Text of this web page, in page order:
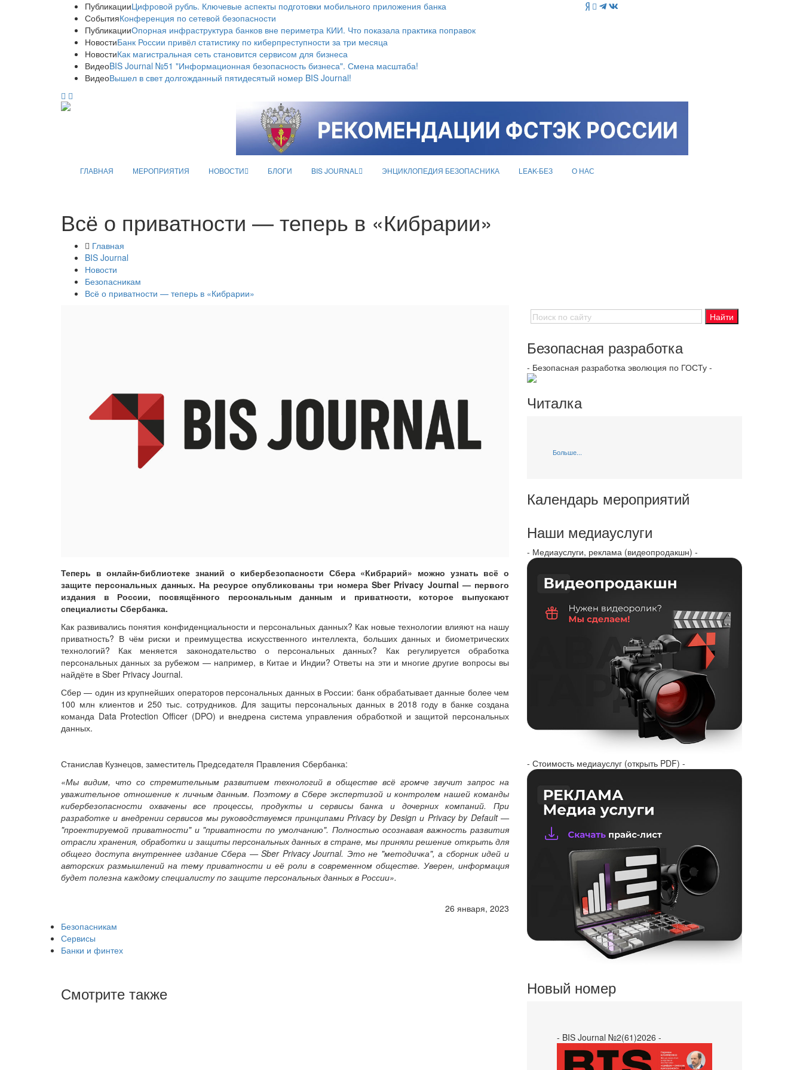
ПубликацииЦифровой рубль. Ключевые аспекты подготовки мобильного приложения банка
СобытияКонференция по сетевой безопасности
ПубликацииОпорная инфраструктура банков вне периметра КИИ. Что показала практика поправок
НовостиБанк России привёл статистику по киберпреступности за три месяца
НовостиКак магистральная сеть становится сервисом для бизнеса
ВидеоBIS Journal №51 "Информационная безопасность бизнеса". Смена масштаба!
ВидеоВышел в свет долгожданный пятидесятый номер BIS Journal!
ГЛАВНАЯ МЕРОПРИЯТИЯ НОВОСТИ БЛОГИ BIS JOURNAL ЭНЦИКЛОПЕДИЯ БЕЗОПАСНИКА LEAK-БЕЗ О НАС
Всё о приватности — теперь в «Кибрарии»
Главная
BIS Journal
Новости
Безопасникам
Всё о приватности — теперь в «Кибрарии»
Теперь в онлайн-библиотеке знаний о кибербезопасности Сбера «Кибрарий» можно узнать всё о
защите персональных данных. На ресурсе опубликованы три номера Sber Privacy Journal — первого
издания в России, посвящённого персональным данным и приватности, которое выпускают
специалисты Сбербанка.
Как развивались понятия конфиденциальности и персональных данных? Как новые технологии влияют на нашу
приватность? В чём риски и преимущества искусственного интеллекта, больших данных и биометрических
технологий? Как меняется законодательство о персональных данных? Как регулируется обработка
персональных данных за рубежом — например, в Китае и Индии? Ответы на эти и многие другие вопросы вы
найдёте в Sber Privacy Journal.
Сбер — один из крупнейших операторов персональных данных в России: банк обрабатывает данные более чем
100 млн клиентов и 250 тыс. сотрудников. Для защиты персональных данных в 2018 году в банке создана
команда Data Protection Officer (DPO) и внедрена система управления обработкой и защитой персональных
данных.
Станислав Кузнецов, заместитель Председателя Правления Сбербанка:
«Мы видим, что со стремительным развитием технологий в обществе всё громче звучит запрос на
уважительное отношение к личным данным. Поэтому в Сбере экспертизой и контролем нашей команды
кибербезопасности охвачены все процессы, продукты и сервисы банка и дочерних компаний. При
разработке и внедрении сервисов мы руководствуемся принципами Privacy by Design и Privacy by Default —
"проектируемой приватности" и "приватности по умолчанию". Полностью осознавая важность развития
отрасли хранения, обработки и защиты персональных данных в стране, мы приняли решение открыть для
общего доступа внутреннее издание Сбера — Sber Privacy Journal. Это не "методичка", а сборник идей и
авторских размышлений на тему приватности и её роли в современном обществе. Уверен, информация
будет полезна каждому специалисту по защите персональных данных в России».
26 января, 2023
Безопасникам
Сервисы
Банки и финтех
Смотрите также
Безопасная разработка
- Безопасная разработка эволюция по ГОСТу -
Читалка
Больше...
Календарь мероприятий
Наши медиауслуги
- Медиауслуги, реклама (видеопродакшн) -
- Стоимость медиауслуг (открыть PDF) -
Новый номер
- BIS Journal №2(61)2026 -